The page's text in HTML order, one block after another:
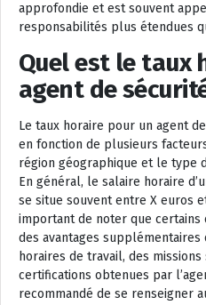
approfondie et est souvent
responsabilités plus étendues
Quel est le taux
agent de
Le taux horaire pour un agent
en fonction de plusieurs
région géographique et le type
En général, le salaire horaire
se situe souvent entre X euros
important de noter que
des avantages
horaires de travail, des
certifications obtenues par
recommandé de se renseigner